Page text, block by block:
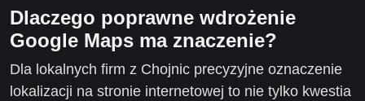
Dlaczego poprawne wdrożenie
Google Maps ma znaczenie?
Dla lokalnych firm z Chojnic precyzyjne oznaczenie
lokalizacji na stronie internetowej to nie tylko kwestia